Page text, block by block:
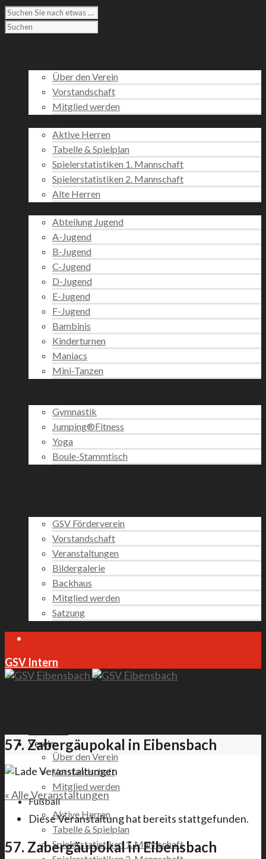
Über den Verein
Vorstandschaft
Mitglied werden
Aktive Herren
Tabelle & Spielplan
Spielerstatistiken 1. Mannschaft
Spielerstatistiken 2. Mannschaft
Alte Herren
Abteilung Jugend
A-Jugend
B-Jugend
C-Jugend
D-Jugend
E-Jugend
F-Jugend
Bambinis
Kinderturnen
Maniacs
Mini-Tanzen
Gymnastik
Jumping®Fitness
Yoga
Boule-Stammtisch
GSV Förderverein
Vorstandschaft
Veranstaltungen
Bildergalerie
Backhaus
Mitglied werden
Satzung
GSV Intern
Verein
Über den Verein
Vorstandschaft
Mitglied werden
Fußball
Aktive Herren
Tabelle & Spielplan
Spielerstatistiken 1. Mannschaft
57. Zabergäupokal in Eibensbach
« Alle Veranstaltungen
Diese Veranstaltung hat bereits stattgefunden.
57. Zabergäupokal in Eibensbach